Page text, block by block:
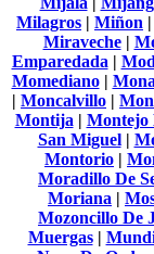
Milagros | Miñon |
Miraveche|
Emparedada|
Momediano|
| Moncalvillo |
Montija| Montejo
San Miguel|
Montorio |
Moradillo De
Moriana |
Mozoncillo De
Muergas|